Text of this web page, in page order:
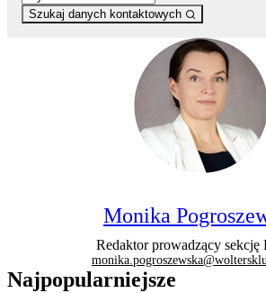
Szukaj danych kontaktowych
Monika
Redaktor prowadzący sekcję
Najpopularniejsze